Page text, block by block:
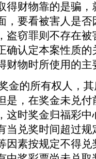
得财物靠的是骗
，要看被害人是
盗窃罪则不存在
确认定本案性质
财物时所使用的主
的所有权人，其
是，在奖金未兑
这时奖金归福彩
当兑奖时间超过
因素按规定不得